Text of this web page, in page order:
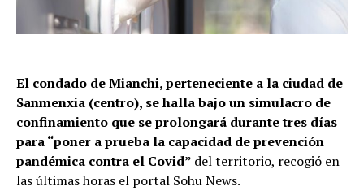
El condado de Mianchi, perteneciente a la ciudad de
Sanmenxia (centro), se halla bajo un simulacro de
confinamiento que se prolongará durante tres días
para “poner a prueba la capacidad de prevención
pandémica contra el Covid” del territorio, recogió en
las últimas horas el portal Sohu News.